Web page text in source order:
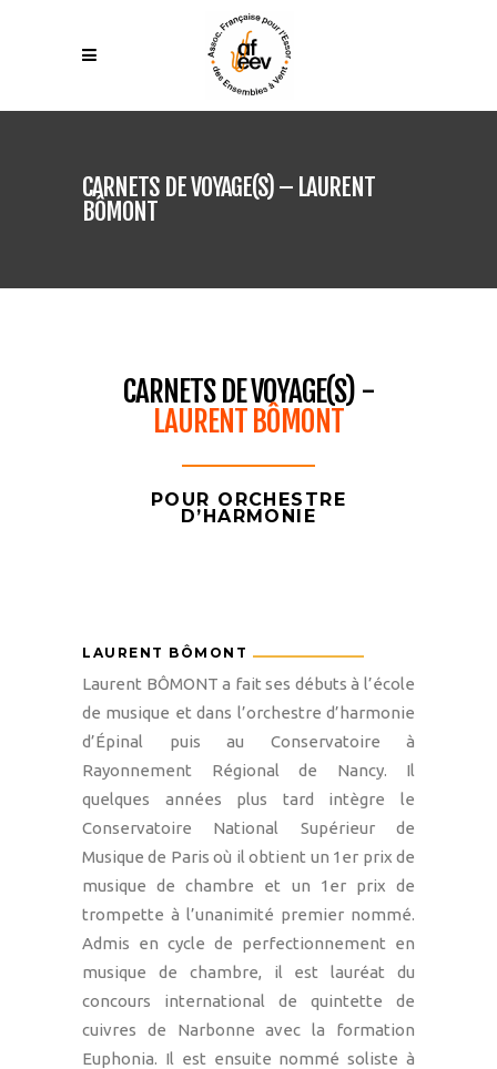
CARNETS DE VOYAGE(S) – LAURENT
BÔMONT
CARNETS DE VOYAGE(S) -
LAURENT BÔMONT
POUR ORCHESTRE
D’HARMONIE
LAURENT BÔMONT
Laurent BÔMONT a fait ses débuts à l’école
de musique et dans l’orchestre d’harmonie
d’Épinal puis au Conservatoire à
Rayonnement Régional de Nancy. Il
quelques années plus tard intègre le
Conservatoire National Supérieur de
Musique de Paris où il obtient un 1er prix de
musique de chambre et un 1er prix de
trompette à l’unanimité premier nommé.
Admis en cycle de perfectionnement en
musique de chambre, il est lauréat du
concours international de quintette de
cuivres de Narbonne avec la formation
Euphonia. Il est ensuite nommé soliste à